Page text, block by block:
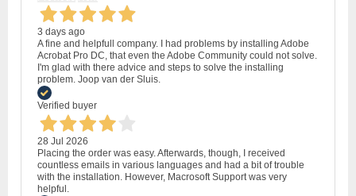
3 days ago
A fine and helpfull company. I had problems by installing Adobe
Acrobat Pro DC, that even the Adobe Community could not solve.
I'm glad with there advice and steps to solve the installing
problem. Joop van der Sluis.
Verified buyer
28 Jul 2026
Placing the order was easy. Afterwards, though, I received
countless emails in various languages and had a bit of trouble
with the installation. However, Macrosoft Support was very
helpful.